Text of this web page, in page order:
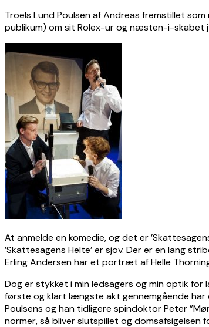
Troels Lund Poulsen af Andreas fremstillet
publikum) om sit Rolex-ur og næsten-i-skabet
At anmelde en komedie, og det er
’Skattesagens Helte’ er sjov. Der er en lang
Erling Andersen har et portræt af Helle
Dog er stykket i min ledsagers og min optik
første og klart længste akt gennemgående
Poulsens og han tidligere spindoktor Peter
normer, så bliver slutspillet og